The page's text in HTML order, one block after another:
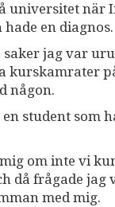
universitet när
hade en diagnos.
saker jag var
kurskamrater
någon.
en student som
om inte vi
då frågade jag
med mig.